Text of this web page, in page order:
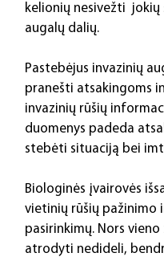
kelionių nesivežti
augalų dalių.
Pastebėjus invazinių
pranešti atsakingoms
invazinių rūšių
duomenys padeda
stebėti situaciją bei
Biologinės įvairovės
vietinių rūšių pažinimo
pasirinkimų. Nors
atrodyti nedideli,